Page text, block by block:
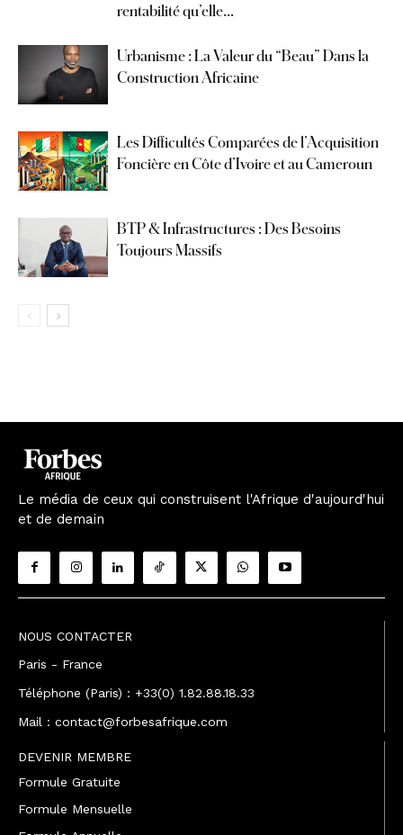
rentabilité qu’elle...
Urbanisme : La Valeur du “Beau” Dans la
Construction Africaine
Les Difficultés Comparées de l’Acquisition
Foncière en Côte d’Ivoire et au Cameroun
BTP & Infrastructures : Des Besoins
Toujours Massifs
Le média de ceux qui construisent l'Afrique d'aujourd'hui
et de demain
NOUS CONTACTER
Paris - France
Téléphone (Paris) : +33(0) 1.82.88.18.33
Mail : contact@forbesafrique.com
DEVENIR MEMBRE
Formule Gratuite
Formule Mensuelle